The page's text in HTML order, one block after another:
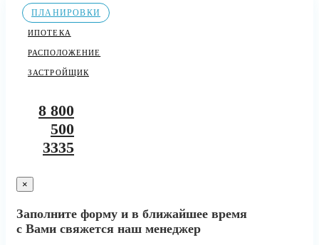
ПЛАНИРОВКИ
ИПОТЕКА
РАСПОЛОЖЕНИЕ
ЗАСТРОЙЩИК
8 800
500
3335
×
Заполните форму и в ближайшее время
с Вами свяжется наш менеджер